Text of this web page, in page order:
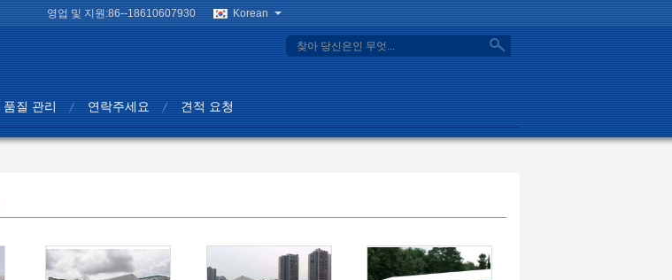
영업 및 지원:86--18610607930 Korean
search
품질 관리 연락주세요 견적 요청